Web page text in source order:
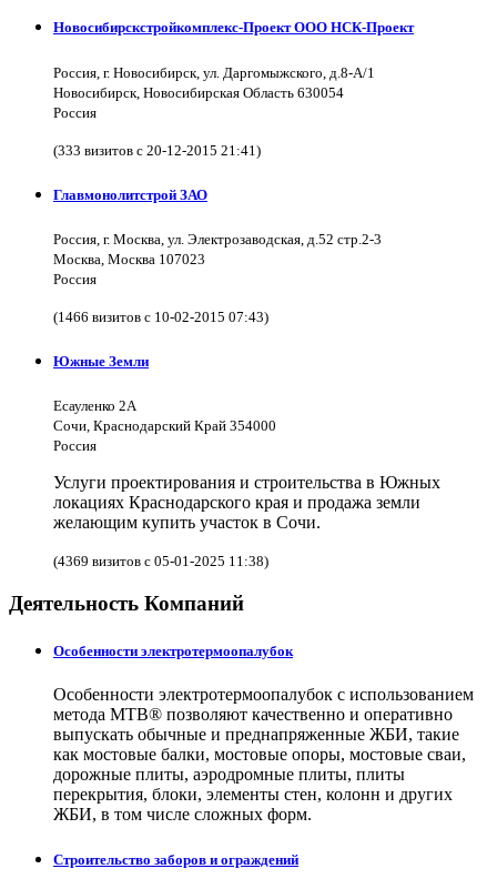
Новосибирскстройкомплекс-Проект ООО НСК-Проект
Россия, г. Новосибирск, ул. Даргомыжского, д.8-А/1
Новосибирск, Новосибирская Область 630054
Россия
(333 визитов с 20-12-2015 21:41)
Главмонолитстрой ЗАО
Россия, г. Москва, ул. Электрозаводская, д.52 стр.2-3
Москва, Москва 107023
Россия
(1466 визитов с 10-02-2015 07:43)
Южные Земли
Есауленко 2А
Сочи, Краснодарский Край 354000
Россия
Услуги проектирования и строительства в Южных
локациях Краснодарского края и продажа земли
желающим купить участок в Сочи.
(4369 визитов с 05-01-2025 11:38)
Деятельность Компаний
Особенности электротермоопалубок
Особенности электротермоопалубок с использованием
метода МТВ® позволяют качественно и оперативно
выпускать обычные и преднапряженные ЖБИ, такие
как мостовые балки, мостовые опоры, мостовые сваи,
дорожные плиты, аэродромные плиты, плиты
перекрытия, блоки, элементы стен, колонн и других
ЖБИ, в том числе сложных форм.
Строительство заборов и ограждений